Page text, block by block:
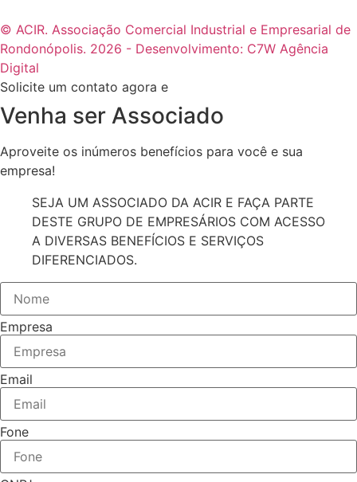
© ACIR. Associação Comercial Industrial e Empresarial de
Rondonópolis. 2026 - Desenvolvimento: C7W Agência
Digital
Solicite um contato agora e
Venha ser Associado
Aproveite os inúmeros benefícios para você e sua
empresa!
SEJA UM ASSOCIADO DA ACIR E FAÇA PARTE
DESTE GRUPO DE EMPRESÁRIOS COM ACESSO
A DIVERSAS BENEFÍCIOS E SERVIÇOS
DIFERENCIADOS.
Empresa
Email
Fone